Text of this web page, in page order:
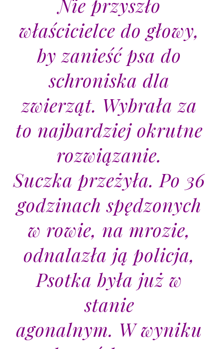
Nie przyszło
właścicielce do głowy,
by zanieść psa do
schroniska dla
zwierząt. Wybrała za
to najbardziej okrutne
rozwiązanie.
Suczka przeżyła. Po 36
godzinach spędzonych
w rowie, na mrozie,
odnalazła ją policja,
Psotka była już w
stanie
agonalnym. W wyniku